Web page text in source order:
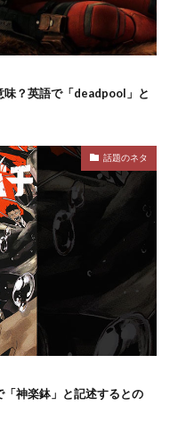
味？英語で「deadpool」と
話題のネタ
「神楽鉢」と記述するとの